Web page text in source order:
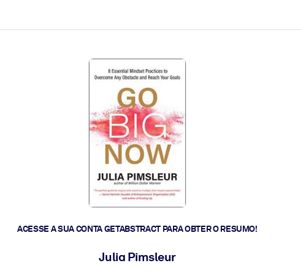
ACESSE A SUA CONTA GETABSTRACT PARA OBTER O RESUMO!
Julia Pimsleur